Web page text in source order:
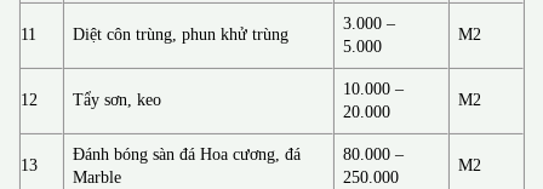
11 Diệt côn trùng, phun khử trùng
3.000 –
5.000
M2
12 Tẩy sơn, keo
10.000 –
20.000
M2
13
Đánh bóng sàn đá Hoa cương, đá
Marble
80.000 –
250.000
M2